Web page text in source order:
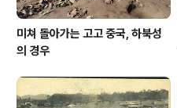
미쳐 돌아가는 고고 중국, 하북성
의 경우